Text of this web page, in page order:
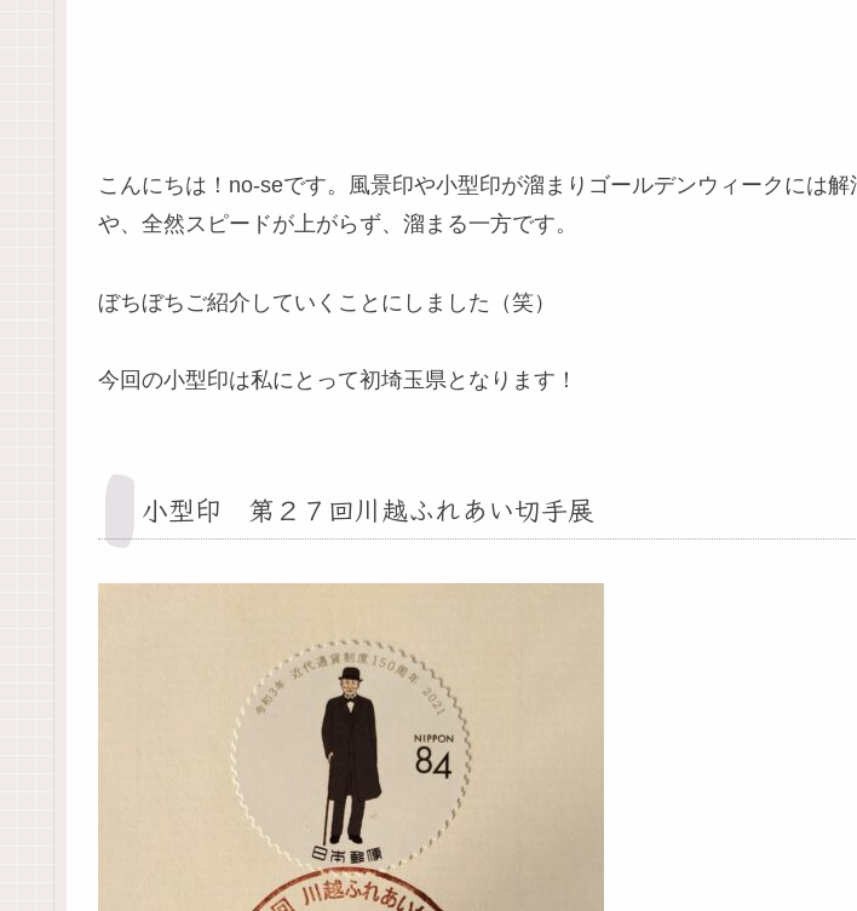
こんにちは！no-seです。風景印や小型印が溜まりゴールデンウィークには解
や、全然スピードが上がらず、溜まる一方です。
ぼちぼちご紹介していくことにしました（笑）
今回の小型印は私にとって初埼玉県となります！
小型印 第２７回川越ふれあい切手展